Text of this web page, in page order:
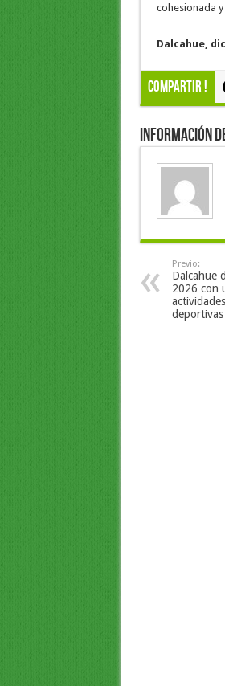
cohesionada
Dalcahue,
Compartir !
Información
Previo:
Dalcahue
2026 con
deportivas